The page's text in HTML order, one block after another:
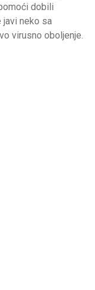
dobili
javi neko sa
virusno oboljenje.